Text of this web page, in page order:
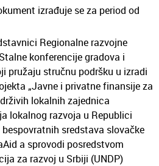
izrađuje se za period od
Regionalne razvojne
konferencije gradova i
pružaju stručnu podršku u izradi
„Javne i privatne finansije za
lokalnih zajednica
lokalnog razvoja u Republici
sredstava slovačke
a sprovodi posredstvom
za razvoj u Srbiji (UNDP)